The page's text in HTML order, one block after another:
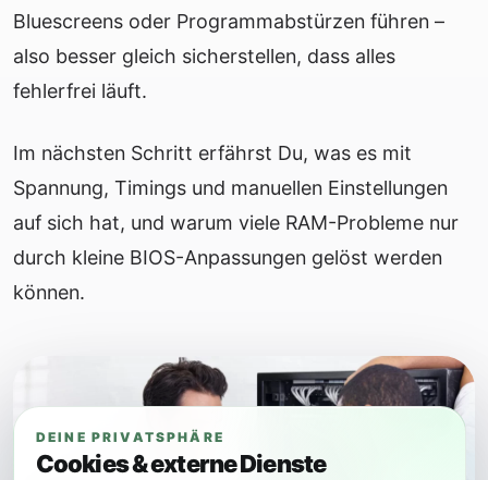
Bluescreens oder Programmabstürzen führen –
also besser gleich sicherstellen, dass alles
fehlerfrei läuft.
Im nächsten Schritt erfährst Du, was es mit
Spannung, Timings und manuellen Einstellungen
auf sich hat, und warum viele RAM-Probleme nur
durch kleine BIOS-Anpassungen gelöst werden
können.
DEINE PRIVATSPHÄRE
Cookies & externe Dienste